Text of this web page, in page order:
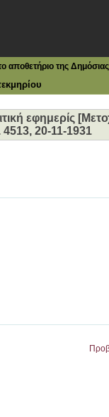
της Δημόσιας
εφημερίς
20-11-1931